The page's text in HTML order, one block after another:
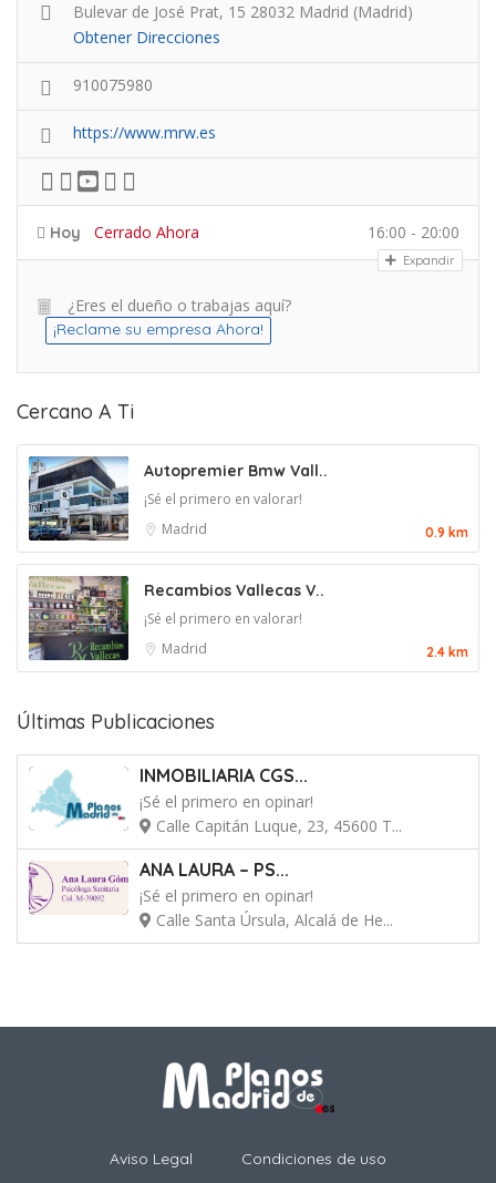
Bulevar de José Prat, 15 28032 Madrid (Madrid)
Obtener Direcciones
910075980
https://www.mrw.es
Hoy Cerrado Ahora 16:00 - 20:00
Expandir
¿Eres el dueño o trabajas aquí?
¡Reclame su empresa Ahora!
Cercano A Ti
Autopremier Bmw Vall..
¡Sé el primero en valorar!
Madrid
0.9 km
Recambios Vallecas V..
¡Sé el primero en valorar!
Madrid
2.4 km
Últimas Publicaciones
INMOBILIARIA CGS...
¡Sé el primero en opinar!
Calle Capitán Luque, 23, 45600 T...
ANA LAURA – PS...
¡Sé el primero en opinar!
Calle Santa Úrsula, Alcalá de He...
Aviso Legal
Condiciones de uso